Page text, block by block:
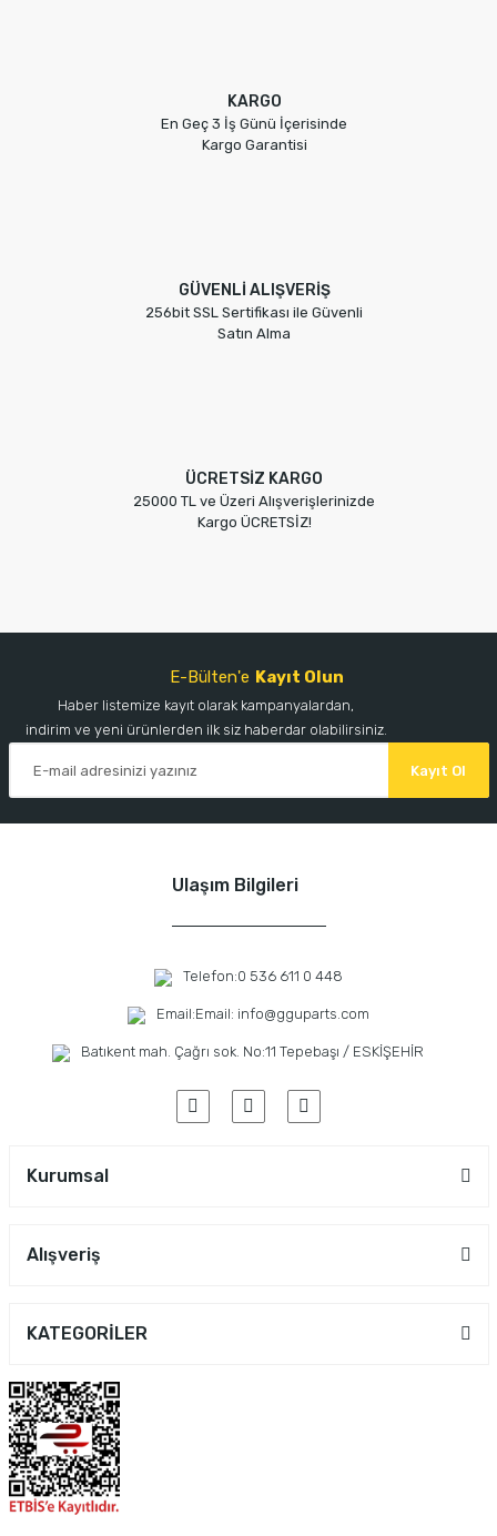
KARGO
En Geç 3 İş Günü İçerisinde
Kargo Garantisi
GÜVENLİ ALIŞVERİŞ
256bit SSL Sertifikası ile Güvenli
Satın Alma
ÜCRETSİZ KARGO
25000 TL ve Üzeri Alışverişlerinizde
Kargo ÜCRETSİZ!
E-Bülten'e Kayıt Olun
Haber listemize kayıt olarak kampanyalardan,
indirim ve yeni ürünlerden ilk siz haberdar olabilirsiniz.
Kayıt Ol
Ulaşım Bilgileri
Telefon:0 536 611 0 448
Email:Email: info@gguparts.com
Batıkent mah. Çağrı sok. No:11 Tepebaşı / ESKİŞEHİR
Kurumsal
Alışveriş
KATEGORİLER